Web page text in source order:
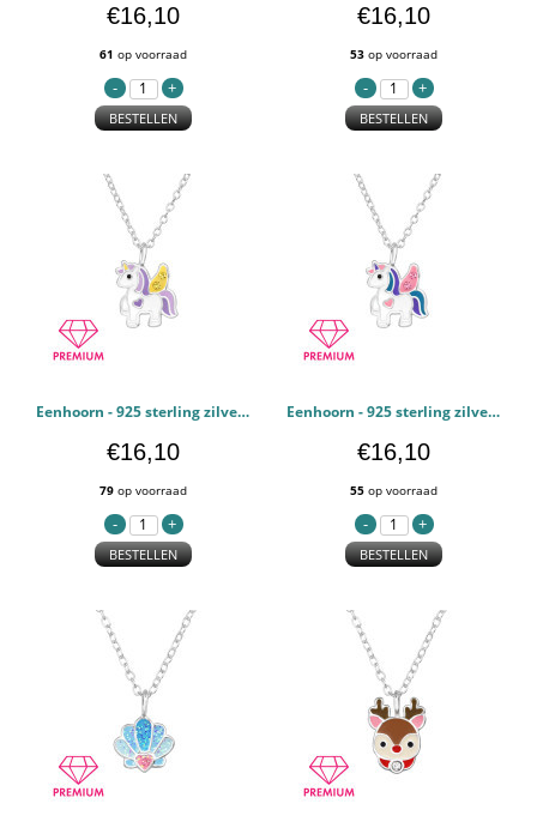
€16,10
61 op voorraad
BESTELLEN
€16,10
53 op voorraad
BESTELLEN
Eenhoorn - 925 sterling zilver Kettingen voor kinderen PCJW48938
€16,10
79 op voorraad
BESTELLEN
Eenhoorn - 925 sterling zilver Kettingen voor kinderen PCJW48937
€16,10
55 op voorraad
BESTELLEN